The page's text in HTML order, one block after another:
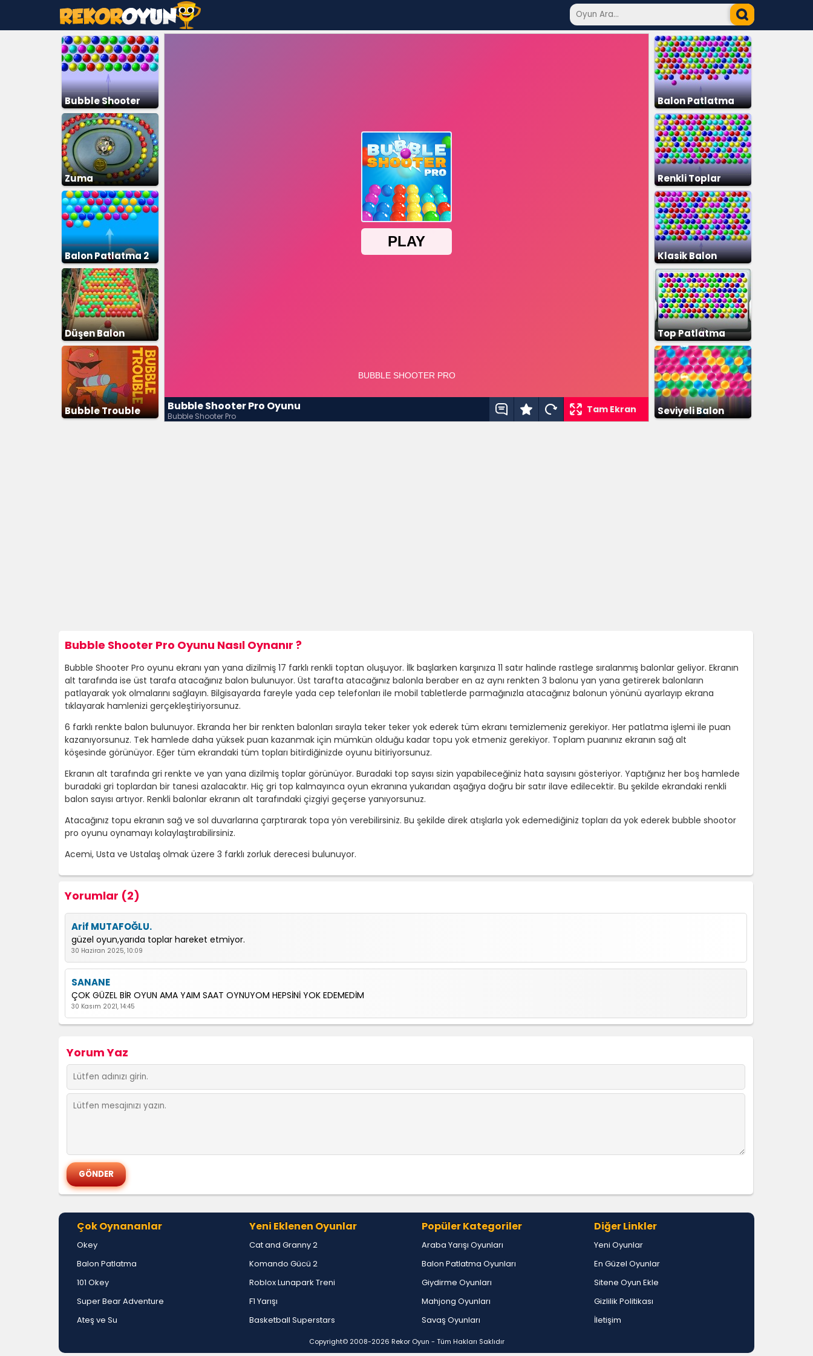
Bubble Shooter
Zuma
Balon Patlatma 2
Düşen Balon
Patlatma
Bubble Trouble Bubble Shooter Pro Oyunu
Bubble Shooter Pro
Tam Ekran
Balon Patlatma
Renkli Toplar
Klasik Balon
Patlatma
Top Patlatma
Seviyeli Balon
Bubble Shooter Pro Oyunu Nasıl Oynanır ?
Bubble Shooter Pro oyunu ekranı yan yana dizilmiş 17 farklı renkli toptan oluşuyor. İlk başlarken karşınıza 11 satır halinde rastlege sıralanmış balonlar geliyor. Ekranın
alt tarafında ise üst tarafa atacağınız balon bulunuyor. Üst tarafta atacağınız balonla beraber en az aynı renkten 3 balonu yan yana getirerek balonların
patlayarak yok olmalarını sağlayın. Bilgisayarda fareyle yada cep telefonları ile mobil tabletlerde parmağınızla atacağınız balonun yönünü ayarlayıp ekrana
tıklayarak hamlenizi gerçekleştiriyorsunuz.
6 farklı renkte balon bulunuyor. Ekranda her bir renkten balonları sırayla teker teker yok ederek tüm ekranı temizlemeniz gerekiyor. Her patlatma işlemi ile puan
kazanıyorsunuz. Tek hamlede daha yüksek puan kazanmak için mümkün olduğu kadar topu yok etmeniz gerekiyor. Toplam puanınız ekranın sağ alt
köşesinde görünüyor. Eğer tüm ekrandaki tüm topları bitirdiğinizde oyunu bitiriyorsunuz.
Ekranın alt tarafında gri renkte ve yan yana dizilmiş toplar görünüyor. Buradaki top sayısı sizin yapabileceğiniz hata sayısını gösteriyor. Yaptığınız her boş hamlede
buradaki gri toplardan bir tanesi azalacaktır. Hiç gri top kalmayınca oyun ekranına yukarıdan aşağıya doğru bir satır ilave edilecektir. Bu şekilde ekrandaki renkli
balon sayısı artıyor. Renkli balonlar ekranın alt tarafındaki çizgiyi geçerse yanıyorsunuz.
Atacağınız topu ekranın sağ ve sol duvarlarına çarptırarak topa yön verebilirsiniz. Bu şekilde direk atışlarla yok edemediğiniz topları da yok ederek bubble shootor
pro oyunu oynamayı kolaylaştırabilirsiniz.
Acemi, Usta ve Ustalaş olmak üzere 3 farklı zorluk derecesi bulunuyor.
Yorumlar (2)
Arif MUTAFOĞLU.
güzel oyun,yarıda toplar hareket etmiyor.
30 Haziran 2025, 10:09
SANANE
ÇOK GÜZEL BİR OYUN AMA YAIM SAAT OYNUYOM HEPSİNİ YOK EDEMEDİM
30 Kasım 2021, 14:45
Yorum Yaz
Çok Oynananlar
Okey
Balon Patlatma
101 Okey
Super Bear Adventure
Ateş ve Su
Yeni Eklenen Oyunlar
Cat and Granny 2
Komando Gücü 2
Roblox Lunapark Treni
F1 Yarışı
Basketball Superstars
Popüler Kategoriler
Araba Yarışı Oyunları
Balon Patlatma Oyunları
Giydirme Oyunları
Mahjong Oyunları
Savaş Oyunları
Diğer Linkler
Yeni Oyunlar
En Güzel Oyunlar
Sitene Oyun Ekle
Gizlilik Politikası
İletişim
Copyright© 2008-2026 Rekor Oyun - Tüm Hakları Saklıdır